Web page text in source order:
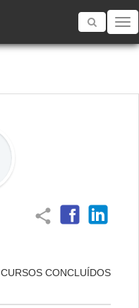
Toggle
share
CURSOS CONCLUÍDOS